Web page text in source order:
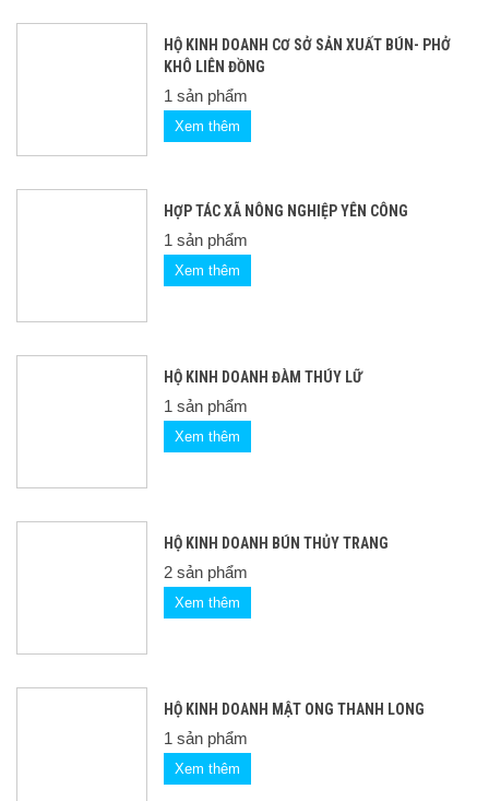
HỘ KINH DOANH CƠ SỞ SẢN XUẤT BÚN- PHỞ
KHÔ LIÊN ĐỒNG
1 sản phẩm
Xem thêm
HỢP TÁC XÃ NÔNG NGHIỆP YÊN CÔNG
1 sản phẩm
Xem thêm
HỘ KINH DOANH ĐÀM THÚY LỮ
1 sản phẩm
Xem thêm
HỘ KINH DOANH BÚN THỦY TRANG
2 sản phẩm
Xem thêm
HỘ KINH DOANH MẬT ONG THANH LONG
1 sản phẩm
Xem thêm